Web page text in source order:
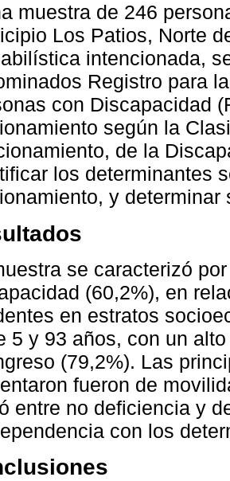
muestra de 246
Los Patios, Norte
intencionada,
Registro para
con Discapacidad
según la
de la
los determinantes
y determinar
se caracterizó
(60,2%), en
en estratos
5 y 93 años, con un
(79,2%). Las
fueron de
entre no deficiencia y
con los